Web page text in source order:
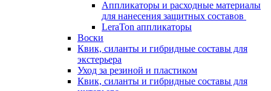
Аппликаторы и расходные материалы
для нанесения защитных составов
LeraTon аппликаторы
Воски
Квик, силанты и гибридные составы для
экстерьера
Уход за резиной и пластиком
Квик, силанты и гибридные составы для